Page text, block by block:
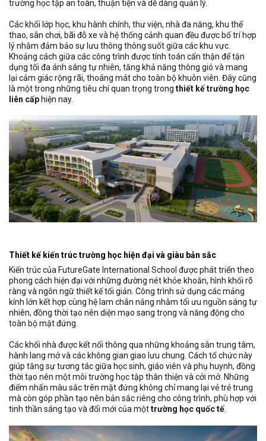
trường học tập an toàn, thuận tiện và dễ dàng quản lý.
Các khối lớp học, khu hành chính, thư viện, nhà đa năng, khu thể
thao, sân chơi, bãi đỗ xe và hệ thống cảnh quan đều được bố trí hợp
lý nhằm đảm bảo sự lưu thông thông suốt giữa các khu vực.
Khoảng cách giữa các công trình được tính toán cẩn thận để tận
dụng tối đa ánh sáng tự nhiên, tăng khả năng thông gió và mang
lại cảm giác rộng rãi, thoáng mát cho toàn bộ khuôn viên. Đây cũng
là một trong những tiêu chí quan trọng trong thiết kế trường học
liên cấp hiện nay.
Thiết kế kiến trúc trường học hiện đại và giàu bản sắc
Kiến trúc của FutureGate International School được phát triển theo
phong cách hiện đại với những đường nét khỏe khoắn, hình khối rõ
ràng và ngôn ngữ thiết kế tối giản. Công trình sử dụng các mảng
kính lớn kết hợp cùng hệ lam chắn nắng nhằm tối ưu nguồn sáng tự
nhiên, đồng thời tạo nên diện mạo sang trọng và năng động cho
toàn bộ mặt đứng.
Các khối nhà được kết nối thông qua những khoảng sân trung tâm,
hành lang mở và các không gian giao lưu chung. Cách tổ chức này
giúp tăng sự tương tác giữa học sinh, giáo viên và phụ huynh, đồng
thời tạo nên một môi trường học tập thân thiện và cởi mở. Những
điểm nhấn màu sắc trên mặt đứng không chỉ mang lại vẻ trẻ trung
mà còn góp phần tạo nên bản sắc riêng cho công trình, phù hợp với
tinh thần sáng tạo và đổi mới của mộttrường học quốc tế.